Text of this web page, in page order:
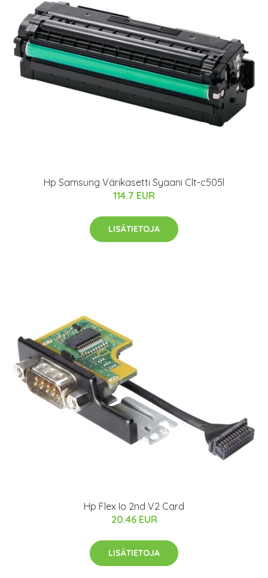
Hp Samsung Värikasetti Syaani Clt-c505l
114.7 EUR
LISÄTIETOJA
Hp Flex Io 2nd V2 Card
20.46 EUR
LISÄTIETOJA